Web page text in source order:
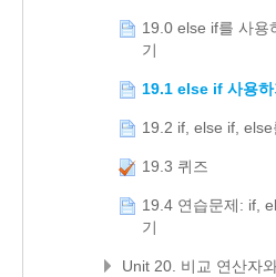
19.0 else if를 사용
기
19.1 else if 사용하
19.2 if, else if,
19.3 퀴즈
19.4 연습문제: if,
기
Unit 20. 비교 연산자